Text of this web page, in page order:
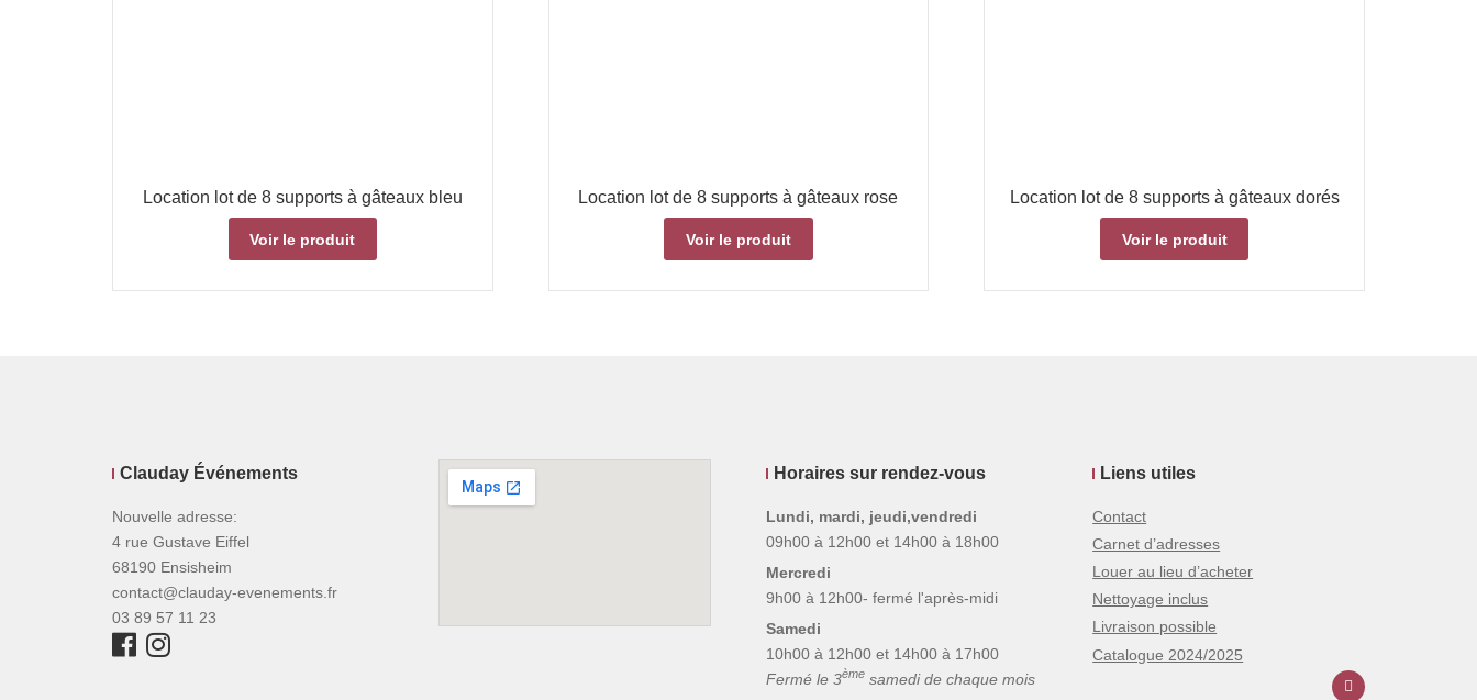
Location lot de 8 supports à gâteaux bleu
Voir le produit
Location lot de 8 supports à gâteaux rose
Voir le produit
Location lot de 8 supports à gâteaux dorés
Voir le produit
Clauday Événements
Nouvelle adresse:
4 rue Gustave Eiffel
68190 Ensisheim
contact@clauday-evenements.fr
03 89 57 11 23
Horaires sur rendez-vous
Lundi, mardi, jeudi,vendredi
09h00 à 12h00 et 14h00 à 18h00
Mercredi
9h00 à 12h00- fermé l'après-midi
Samedi
10h00 à 12h00 et 14h00 à 17h00
Fermé le 3èmesamedi de chaque mois
Liens utiles
Contact
Carnet d’adresses
Louer au lieu d’acheter
Nettoyage inclus
Livraison possible
Catalogue 2024/2025